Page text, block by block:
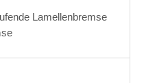
Lamellenbremse